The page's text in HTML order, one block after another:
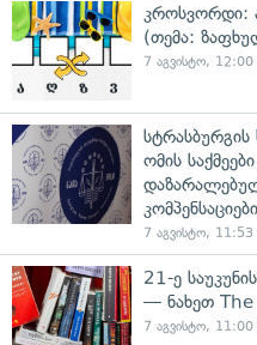
კროსვორდი:
(თემა:
7 აგვისტო, 12:00
ომის
7 აგვისტო, 11:53
21-ე
— ნახეთ The
7 აგვისტო, 11:00